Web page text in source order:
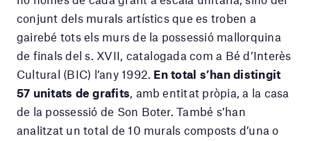
conjunt dels murals artístics que es troben a
gairebé tots els murs de la possessió mallorquina
de finals del s. XVII, catalogada com a Bé d’Interès
Cultural (BIC) l’any 1992. En total s’han distingit
57 unitats de grafits, amb entitat pròpia, a la casa
de la possessió de Son Boter. També s’han
analitzat un total de 10 murals composts d’una o